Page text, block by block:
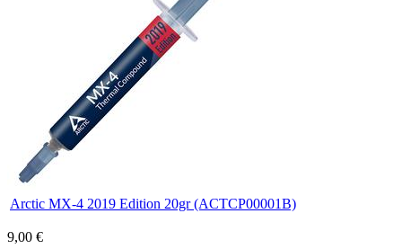
Arctic MX-4 2019 Edition 20gr (ACTCP00001B)
9,00 €